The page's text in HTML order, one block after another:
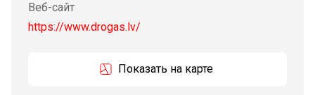
Веб-сайт
https://www.drogas.lv/
Показать на карте